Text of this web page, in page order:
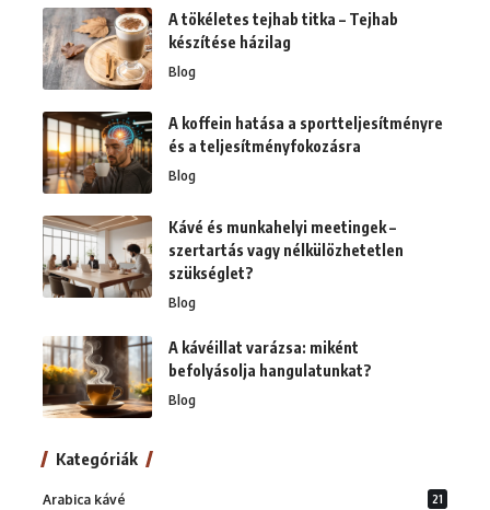
A tökéletes tejhab titka – Tejhab
készítése házilag
Blog
A koffein hatása a sportteljesítményre
és a teljesítményfokozásra
Blog
Kávé és munkahelyi meetingek –
szertartás vagy nélkülözhetetlen
szükséglet?
Blog
A kávéillat varázsa: miként
befolyásolja hangulatunkat?
Blog
Kategóriák
Arabica kávé 21